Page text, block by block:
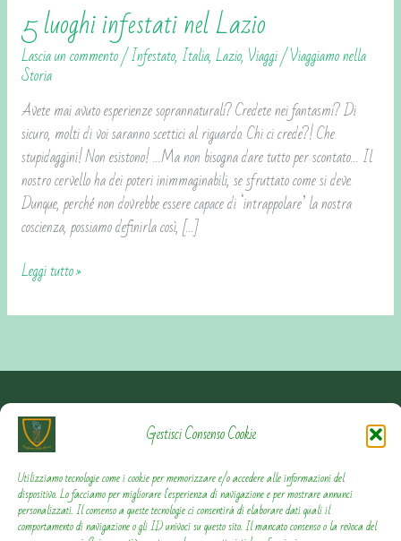
Gestisci Consenso Cookie
Utilizziamo tecnologie come i cookie per memorizzare e/o accedere alle informazioni del
dispositivo. Lo facciamo per migliorare l'esperienza di navigazione e per mostrare annunci
personalizzati. Il consenso a queste tecnologie ci consentirà di elaborare dati quali il
comportamento di navigazione o gli ID univoci su questo sito. Il mancato consenso o la revoca del
5 luoghi infestati nel Lazio
Lascia un commento/Infestato, Italia,Lazio, Viaggi/Viaggiamo nella
Storia
Avete mai avuto esperienze soprannaturali? Credete nei fantasmi? Di
sicuro, molti di voi saranno scettici al riguardo. Chi ci crede?! Che
stupidaggini! Non esistono! …Ma non bisogna dare tutto per scontato… Il
nostro cervello ha dei poteri inimmaginabili, se sfruttato come si deve.
Dunque, perché non dovrebbe essere capace di ‘intrappolare’ la nostra
coscienza, possiamo definirla così, […]
5
luoghi
infestati
nel
Lazio
Leggi tutto »
Contattami
Privacy Policy
Cookie Policy